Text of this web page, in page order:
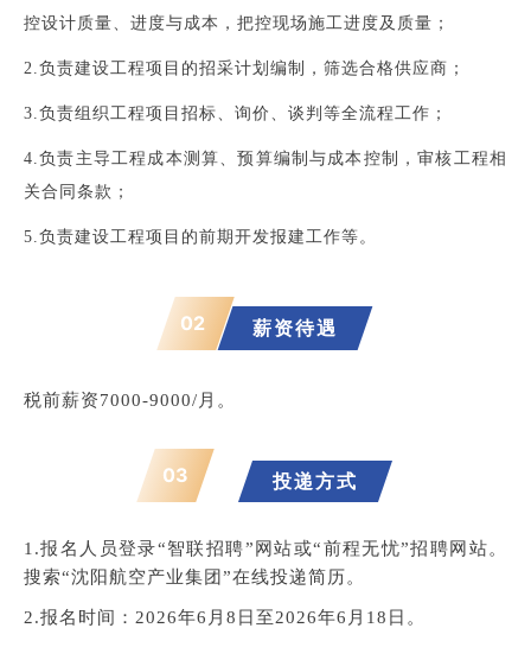
控设计质量、进度与成本，把控现场施工进度及质量；
2.负责建设工程项目的招采计划编制，筛选合格供应商；
3.负责组织工程项目招标、询价、谈判等全流程工作；
4.负责主导工程成本测算、预算编制与成本控制，审核工程相
关合同条款；
5.负责建设工程项目的前期开发报建工作等。
02 薪资待遇
税前薪资7000-9000/月。
03 投递方式
1.报名人员登录“智联招聘”网站或“前程无忧”招聘网站。
搜索“沈阳航空产业集团”在线投递简历。
2.报名时间：2026年6月8日至2026年6月18日。